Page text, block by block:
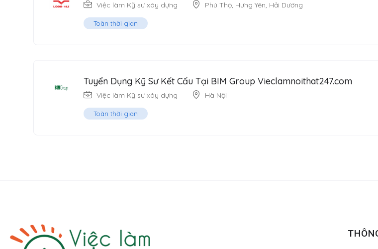
Việc làm Kỹ sư xây dựng Phú Thọ, Hưng Yên, Hải Dương
Toàn thời gian
Tuyển Dụng Kỹ Sư Kết Cấu Tại BIM Group Vieclamnoithat247.com
Việc làm Kỹ sư xây dựng Hà Nội
Toàn thời gian